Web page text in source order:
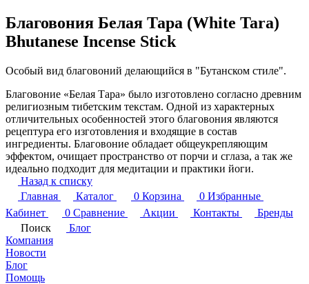
Благовония Белая Тара (White Tara)
Bhutanese Incense Stick
Особый вид благовоний делающийся в "Бутанском стиле".
Благовоние «Белая Тара» было изготовлено согласно древним
религиозным тибетским текстам. Одной из характерных
отличительных особенностей этого благовония являются
рецептура его изготовления и входящие в состав
ингредиенты. Благовоние обладает общеукрепляющим
эффектом, очищает пространство от порчи и сглаза, а так же
идеально подходит для медитации и практики йоги.
Назад к списку
Главная
Каталог 0 Корзина 0 Избранные
Кабинет
0 Сравнение Акции Контакты
Бренды
Поиск
Блог
Компания
Новости
Блог
Помощь